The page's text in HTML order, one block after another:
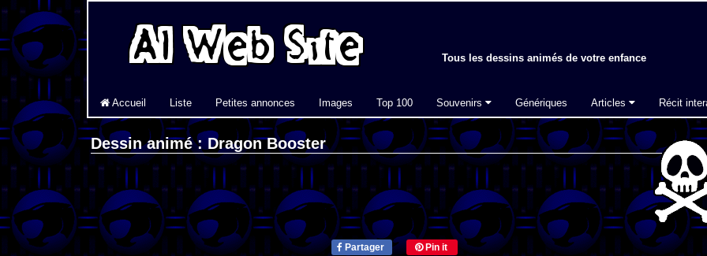
Tous les dessins animés de votre enfance
Accueil Liste Petites annonces Images Top 100 Souvenirs Génériques Articles Récit
Dessin animé : Dragon Booster
Partager Pin it